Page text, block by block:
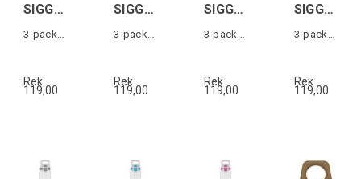
SIGG HELIA STRAW SET DAY Large
Rek
119,00
SIGG HELIA STRAW SET NIGHT Large
Rek
119,00
SIGG HELIA STRAW SET DAY Small
Rek
119,00
SIGG HELIA STRAW SET NIGHT Small
Rek
119,00